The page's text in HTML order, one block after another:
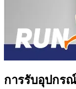
การรับอุปกรณ์